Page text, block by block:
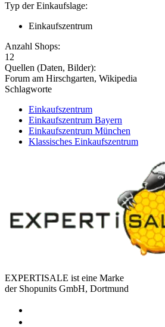
Typ der Einkaufslage:
Einkaufszentrum
Anzahl Shops:
12
Quellen (Daten, Bilder):
Forum am Hirschgarten, Wikipedia
Schlagworte
Einkaufszentrum
Einkaufszentrum Bayern
Einkaufszentrum München
Klassisches Einkaufszentrum
EXPERTISALE ist eine Marke
der Shopunits GmbH, Dortmund